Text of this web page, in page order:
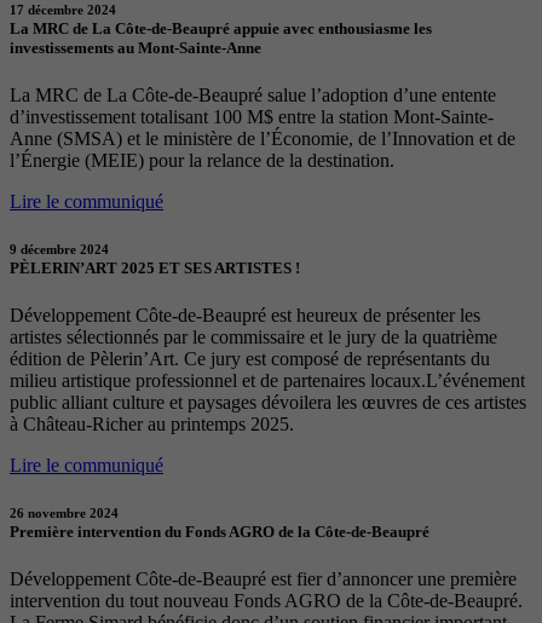
17 décembre 2024
La MRC de La Côte-de-Beaupré appuie avec enthousiasme les
investissements au Mont-Sainte-Anne
La MRC de La Côte-de-Beaupré salue l’adoption d’une entente
d’investissement totalisant 100 M$ entre la station Mont-Sainte-
Anne (SMSA) et le ministère de l’Économie, de l’Innovation et de
l’Énergie (MEIE) pour la relance de la destination.
Lire le communiqué
9 décembre 2024
PÈLERIN’ART 2025 ET SES ARTISTES !
Développement Côte-de-Beaupré est heureux de présenter les
artistes sélectionnés par le commissaire et le jury de la quatrième
édition de Pèlerin’Art. Ce jury est composé de représentants du
milieu artistique professionnel et de partenaires locaux.L’événement
public alliant culture et paysages dévoilera les œuvres de ces artistes
à Château-Richer au printemps 2025.
Lire le communiqué
26 novembre 2024
Première intervention du Fonds AGRO de la Côte-de-Beaupré
Développement Côte-de-Beaupré est fier d’annoncer une première
intervention du tout nouveau Fonds AGRO de la Côte-de-Beaupré.